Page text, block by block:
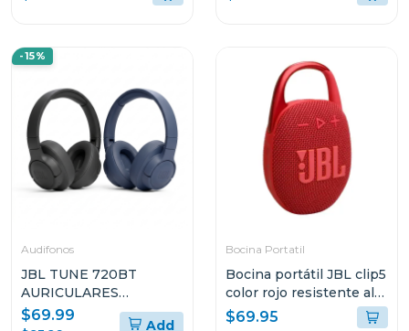
RUIDO Y LARGA
-15%
Audifonos
JBL TUNE 720BT
AURICULARES
CIRCUMAURALES
$69.99
Add
Bocina Portatil
Bocina portátil JBL clip5
color rojo resistente al
agua y polvo
$69.95